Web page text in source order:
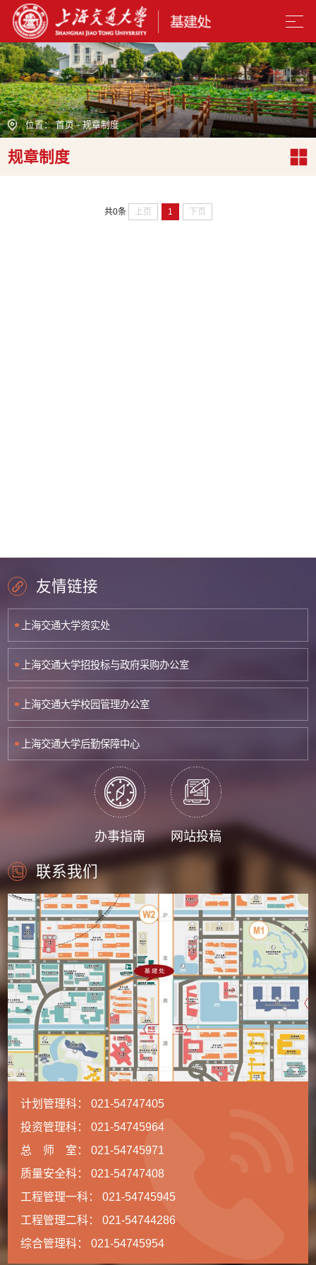
位置：首页-规章制度
规章制度
共0条 上页 1 下页
友情链接
上海交通大学资实处
上海交通大学招投标与政府采购办公室
上海交通大学校园管理办公室
上海交通大学后勤保障中心
办事指南 网站投稿
联系我们
计划管理科： 021-54747405
投资管理科： 021-54745964
总 师 室： 021-54745971
质量安全科： 021-54747408
工程管理一科： 021-54745945
工程管理二科： 021-54744286
综合管理科： 021-54745954